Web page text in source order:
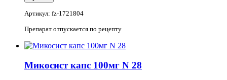
Артикул: fz-1721804
Препарат отпускается по рецепту
Микосист капс 100мг N 28